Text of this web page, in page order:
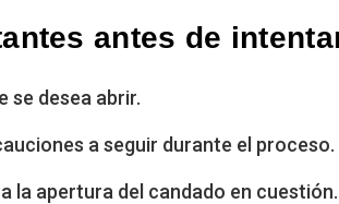
antes de
se desea abrir.
a seguir durante el proceso.
la apertura del candado en cuestión.